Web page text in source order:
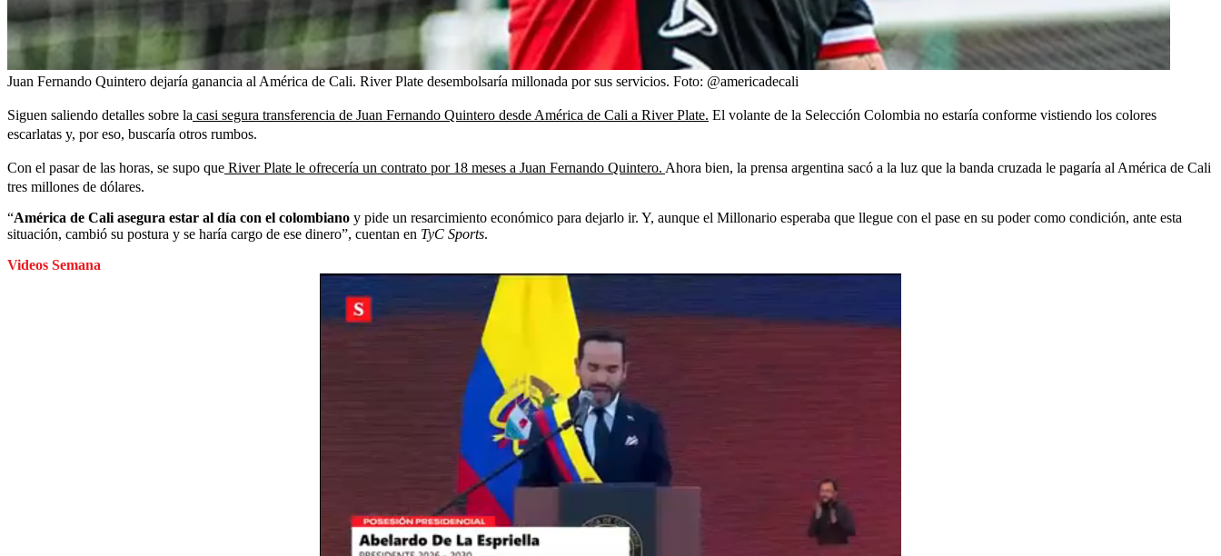
Juan Fernando Quintero dejaría ganancia al América de Cali. River Plate desembolsaría millonada por sus servicios. Foto: @americadecali
Siguen saliendo detalles sobre la casi segura transferencia de Juan Fernando Quintero desde América de Cali a River Plate. El volante de la Selección Colombia no estaría conforme vistiendo los colores
escarlatas y, por eso, buscaría otros rumbos.
Con el pasar de las horas, se supo que River Plate le ofrecería un contrato por 18 meses a Juan Fernando Quintero. Ahora bien, la prensa argentina sacó a la luz que la banda cruzada le pagaría al América de Cali
tres millones de dólares.
“América de Cali asegura estar al día con el colombiano y pide un resarcimiento económico para dejarlo ir. Y, aunque el Millonario esperaba que llegue con el pase en su poder como condición, ante esta
situación, cambió su postura y se haría cargo de ese dinero”, cuentan en TyC Sports.
Videos Semana